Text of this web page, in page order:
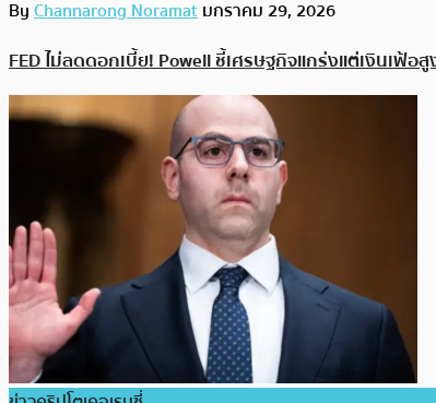
ByChannarong Noramatมกราคม 29, 2026
FED ไม่ลดดอกเบี้ย! Powell ชี้เศรษฐกิจแกร่งแต่เงินเฟ้อ